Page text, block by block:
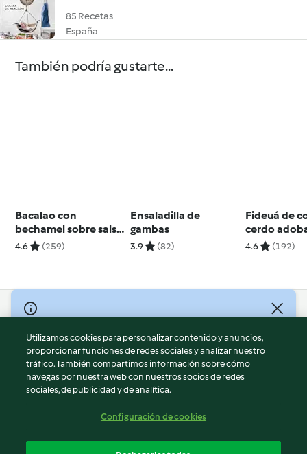
85 Recetas
España
También podría gustarte...
Bacalao con
bechamel sobre salsa
de pimientos
4.6 (259)
Ensaladilla de
gambas
3.9 (82)
Fideuá de
cerdo
fideuá de la
4.6 (192)
© Copyright 2026
Términos de uso
Política de privacidad
Aviso legal
Información legal
Reportar contenido
Utilizamos cookies para personalizar contenido y anuncios,
proporcionar funciones de redes sociales y analizar nuestro
tráfico. También compartimos información sobre cómo
navegas por nuestra web con nuestros socios de redes
sociales, de publicidad y de analítica.
Configuración de cookies